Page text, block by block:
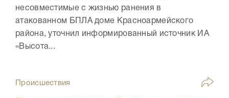
несовместимые с жизнью ранения в
атакованном БПЛА доме Красноармейского
района, уточнил информированный источник ИА
«Высота...
Происшествия